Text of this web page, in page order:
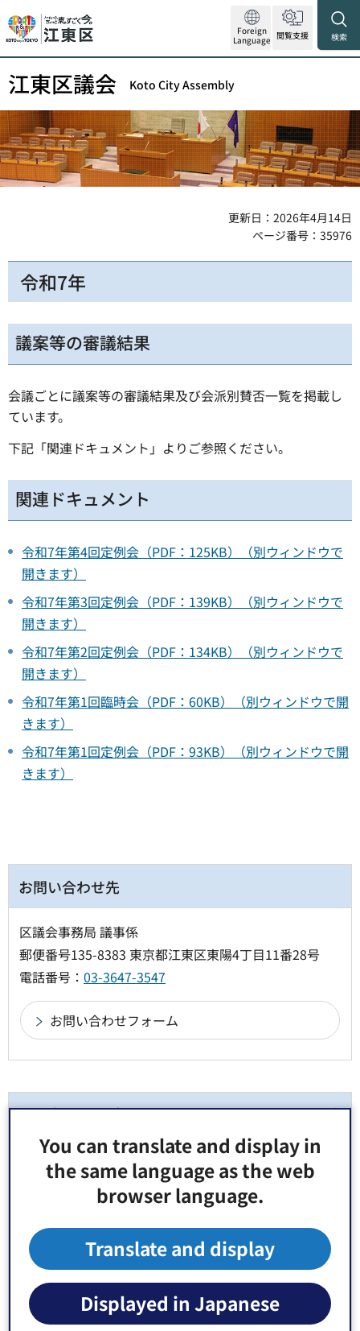
You can translate and display in
the same language as the web
browser language.
Translate and display
Displayed in Japanese
Foreign
Language 閲覧支援 検索
江東区議会 Koto City Assembly
更新日：2026年4月14日
ページ番号：35976
令和7年
議案等の審議結果
会議ごとに議案等の審議結果及び会派別賛否一覧を掲載し
ています。
下記「関連ドキュメント」よりご参照ください。
関連ドキュメント
令和7年第4回定例会（PDF：125KB）（別ウィンドウで
開きます）
令和7年第3回定例会（PDF：139KB）（別ウィンドウで
開きます）
令和7年第2回定例会（PDF：134KB）（別ウィンドウで
開きます）
令和7年第1回臨時会（PDF：60KB）（別ウィンドウで開
きます）
令和7年第1回定例会（PDF：93KB）（別ウィンドウで開
きます）
お問い合わせ先
区議会事務局 議事係
郵便番号135-8383 東京都江東区東陽4丁目11番28号
電話番号： 03-3647-3547
より良いウェブサイトにするためにみなさまのご
意見をお聞かせください
このページの情報は役に立ちましたか？
1：役に立った
2：ふつう
3：役に立たなかった
このページの情報は見つけやすかったですか？
1：見つけやすかった
2：ふつう
3：見つけにくかった